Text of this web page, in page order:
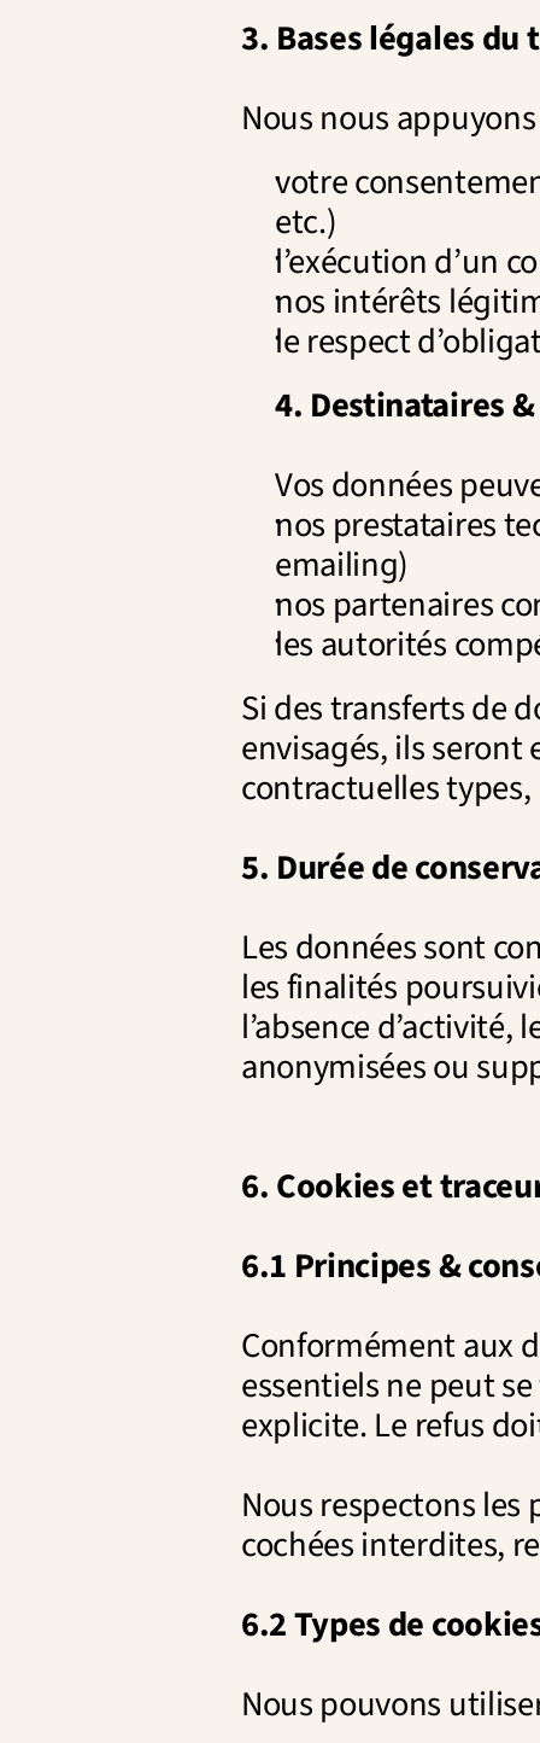
3. Bases légales
Nous nous
votre
etc.)
l’exécution d’un
nos intérêts
le respect
4. Destinataires
Vos données
nos prestataires
emailing)
nos partenaires
les autorités
Si des transferts de
envisagés, ils seront
contractuelles
5. Durée de
Les données sont
les finalités
l’absence
anonymisées ou
6. Cookies et
6.1 Principes &
Conformément aux
essentiels ne peut
explicite. Le refus
Nous respectons les
cochées interdites,
6.2 Types de
Nous pouvons